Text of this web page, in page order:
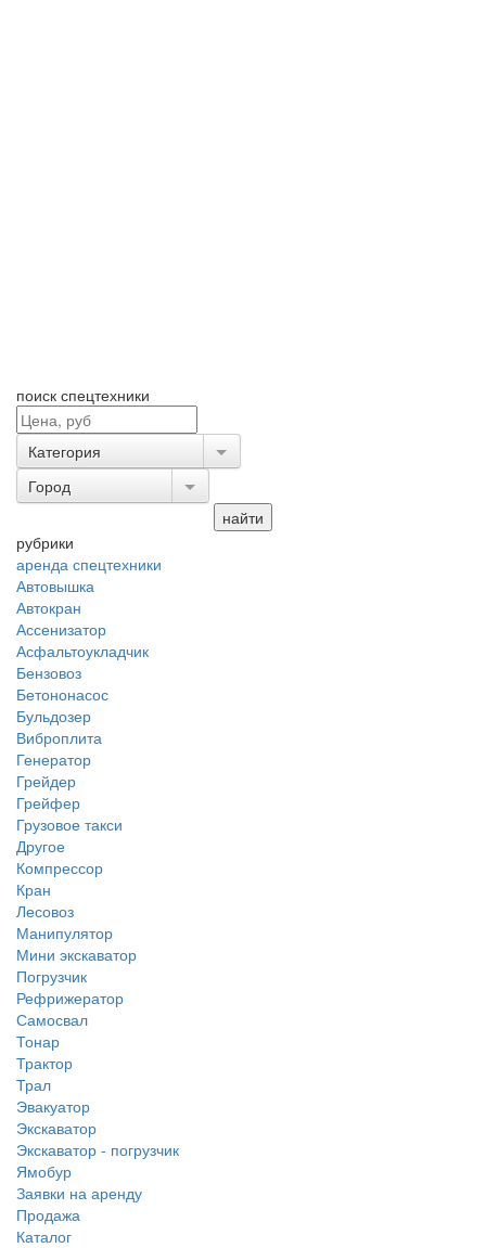
поиск спецтехники
Категория
Город
рубрики
аренда спецтехники
Автовышка
Автокран
Ассенизатор
Асфальтоукладчик
Бензовоз
Бетононасос
Бульдозер
Виброплита
Генератор
Грейдер
Грейфер
Грузовое такси
Другое
Компрессор
Кран
Лесовоз
Манипулятор
Мини экскаватор
Погрузчик
Рефрижератор
Самосвал
Тонар
Трактор
Трал
Эвакуатор
Экскаватор
Экскаватор - погрузчик
Ямобур
Заявки на аренду
Продажа
Каталог